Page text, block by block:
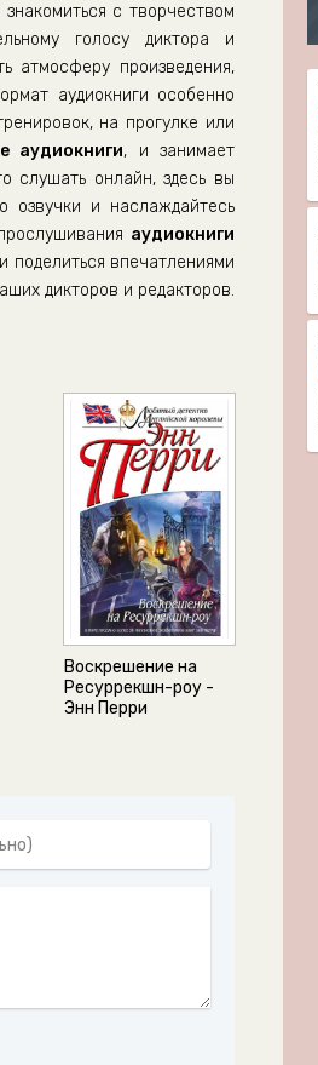
с творчеством
голосу диктора и
атмосферу произведения,
аудиокниги особенно
на прогулке или
аудиокниги, и занимает
слушать онлайн, здесь вы
озвучки и наслаждайтесь
аудиокниги
поделиться впечатлениями
дикторов и редакторов.
Воскрешение на
Ресуррекшн-роу -
Энн Перри